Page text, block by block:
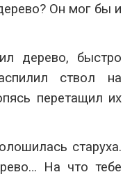
Он мог бы и
дерево, быстро
ствол на
перетащил их
старуха.
На что тебе